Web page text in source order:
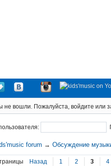
не вошли. Пожалуйста, войдите или
forum →Обсуждение
Назад 1 2 3 4